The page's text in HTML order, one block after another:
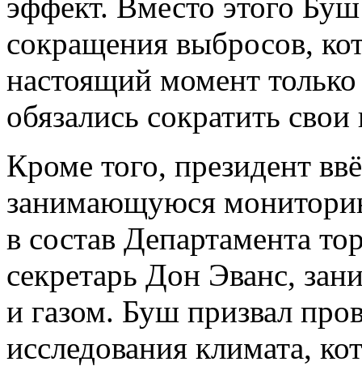
сокращения выбросов,
настоящий момент
обязались сократить
Кроме того, президент
занимающуюся
в состав Департамента
секретарь Дон Эванс,
и газом. Буш призвал
исследования климата,